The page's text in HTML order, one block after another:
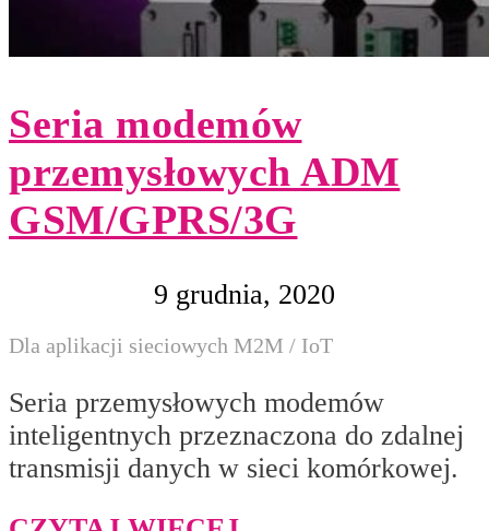
Seria modemów
przemysłowych ADM
GSM/GPRS/3G
9 grudnia, 2020
Dla aplikacji sieciowych M2M / IoT
Seria przemysłowych modemów
inteligentnych przeznaczona do zdalnej
transmisji danych w sieci komórkowej.